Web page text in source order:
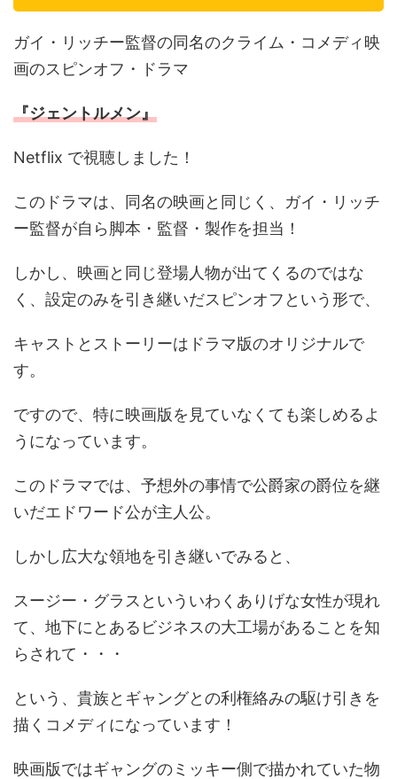
ガイ・リッチー監督の同名のクライム・コメディ映
画のスピンオフ・ドラマ
『ジェントルメン』
Netflix で視聴しました！
このドラマは、同名の映画と同じく、ガイ・リッチ
ー監督が自ら脚本・監督・製作を担当！
しかし、映画と同じ登場人物が出てくるのではな
く、設定のみを引き継いだスピンオフという形で、
キャストとストーリーはドラマ版のオリジナルで
す。
ですので、特に映画版を見ていなくても楽しめるよ
うになっています。
このドラマでは、予想外の事情で公爵家の爵位を継
いだエドワード公が主人公。
しかし広大な領地を引き継いでみると、
スージー・グラスといういわくありげな女性が現れ
て、地下にとあるビジネスの大工場があることを知
らされて・・・
という、貴族とギャングとの利権絡みの駆け引きを
描くコメディになっています！
映画版ではギャングのミッキー側で描かれていた物